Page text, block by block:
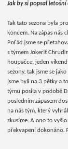
Jak by si popsal
Tak tato sezona byla
koncem. Na zápas nás
Pořád jsme se
s týmem Jokerit
houpačce, jeden
sezony, tak jsme se
jsme byli na 3 pětky a
týmu posila v podobě
posledním zápasem
na nás tým, který
zkusíme. A ono to
překvapení dokonáno.